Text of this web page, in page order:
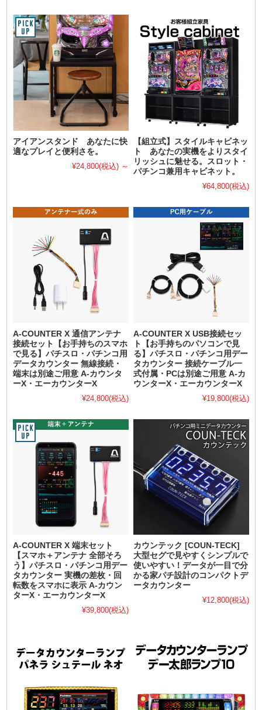
アイアンスタンド あなたに快
適なプレイと便利さを。
¥24,800(税込) ～
【組立式】スタイルキャビネッ
ト あなたの実機をよりスタイ
リッシュに魅せる。スロット・
パチンコ兼用キャビネット。
¥64,800(税込)
A-COUNTER X 通信アンテナ
接続セット【お手持ちのスマホ
で見る】パチスロ・パチンコ用
データカウンター 無線接続・
端末は別途ご用意 A-カウンタ
ーX・エーカウンターX
¥24,800(税込)
A-COUNTER X USB接続セッ
ト【お手持ちのパソコンで見
る】パチスロ・パチンコ用デー
タカウンター 接続ケーブル一
式付属・PCは別途ご用意 A-カ
ウンターX・エーカウンターX
¥19,800(税込)
A-COUNTER X 端末セット
【スマホ＋アンテナ 全部そろ
う】パチスロ・パチンコ用デー
タカウンター 実機の差枚・回
転数をスマホに表示 A-カウン
ターX・エーカウンターX
¥39,800(税込)
カウンテック [COUN-TECK]
大型セグで見やすくシンプルで
使いやすい！データが一目で分
かる家パチ設計のコンパクトデ
ータカウンター
¥12,800(税込)